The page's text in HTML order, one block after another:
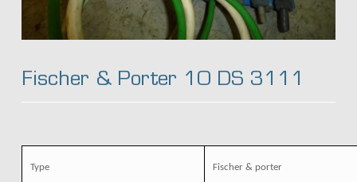
Fischer & Porter 10 DS 3111
Type Fischer & porter